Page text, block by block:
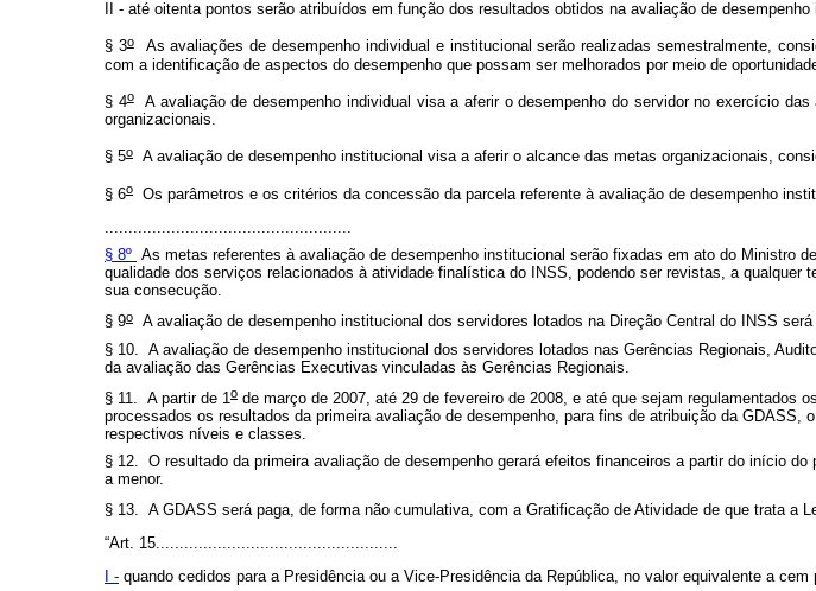
II - até oitenta pontos serão atribuídos em função dos resultados obtidos na avaliação de desempenho
§ 3oAs avaliações de desempenho individual e institucional serão realizadas semestralmente,
com a identificação de aspectos do desempenho que possam ser melhorados por meio de
§ 4oA avaliação de desempenho individual visa a aferir o desempenho do servidor no exercício
organizacionais.
§ 5o A avaliação de desempenho institucional visa a aferir o alcance das metas organizacionais,
§ 6o
Os parâmetros e os critérios da concessão da parcela referente à avaliação de desempenho
....................................................
§ 8º As metas referentes à avaliação de desempenho institucional serão fixadas em ato do Ministro
qualidade dos serviços relacionados à atividade finalística do INSS, podendo ser revistas, a
sua consecução.
§ 9o
A avaliação de desempenho institucional dos servidores lotados na Direção Central do INSS
§ 10. A avaliação de desempenho institucional dos servidores lotados nas Gerências Regionais,
da avaliação das Gerências Executivas vinculadas às Gerências Regionais.
§ 11. A partir de 1 o de março de 2007, até 29 de fevereiro de 2008, e até que sejam
processados os resultados da primeira avaliação de desempenho, para fins de atribuição da
respectivos níveis e classes.
§ 12. O resultado da primeira avaliação de desempenho gerará efeitos financeiros a partir do início
a menor.
§ 13. A GDASS será paga, de forma não cumulativa, com a Gratificação de Atividade de que trata a
“Art. 15...................................................
I - quando cedidos para a Presidência ou a Vice-Presidência da República, no valor equivalente a